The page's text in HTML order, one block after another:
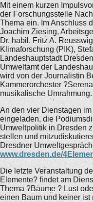
Mit einem kurzen
der Forschungsstelle
Thema ein. Im Anschluss
Joachim Ziesing,
Dr. habil. Fritz A.
Klimaforschung (PIK),
Landeshauptstadt
Umweltamt der
wird von der Journalistin
Kammerorchester
musikalische Umrahmung.
An den vier Dienstagen
eingeladen, die
Umweltpolitik in Dresden
stellen und
Dresdner
www.dresden.de/
Die letzte Veranstaltung
Elemente? findet am
Thema ?Bäume ? Lust
einen Baum und keiner ist